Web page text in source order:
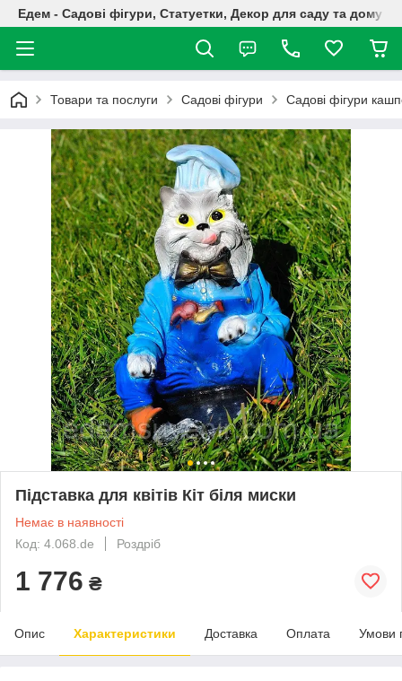
Едем - Садові фігури, Статуетки, Декор для саду та дому
Товари та послуги Садові фігури Садові фігури
Підставка для квітів Кіт біля миски
Немає в наявності
Код: 4.068.de
Роздріб
1 776 ₴
Опис Характеристики Доставка Оплата Умови